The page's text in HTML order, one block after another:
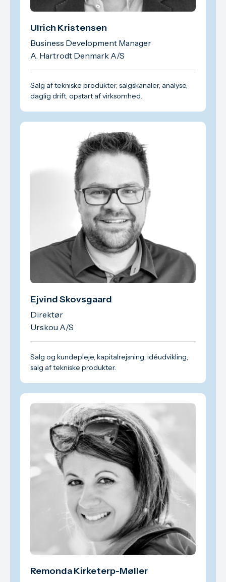
Ulrich Kristensen
Business Development Manager
A. Hartrodt Denmark A/S
Salg af tekniske produkter, salgskanaler, analyse,
daglig drift, opstart af virksomhed.
Ejvind Skovsgaard
Direktør
Urskou A/S
Salg og kundepleje, kapitalrejsning, idéudvikling,
salg af tekniske produkter.
Remonda Kirketerp-Møller